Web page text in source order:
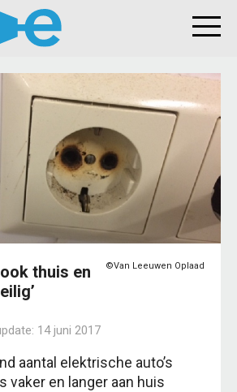
©Van Leeuwen Oplaad
ook thuis en
14 juni 2017
aantal elektrische auto’s
vaker en langer aan huis